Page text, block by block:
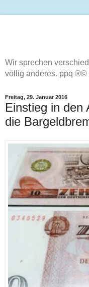
Wir sprechen
völlig anderes. ppq ®©
Freitag, 29. Januar 2016
Einstieg in den
die